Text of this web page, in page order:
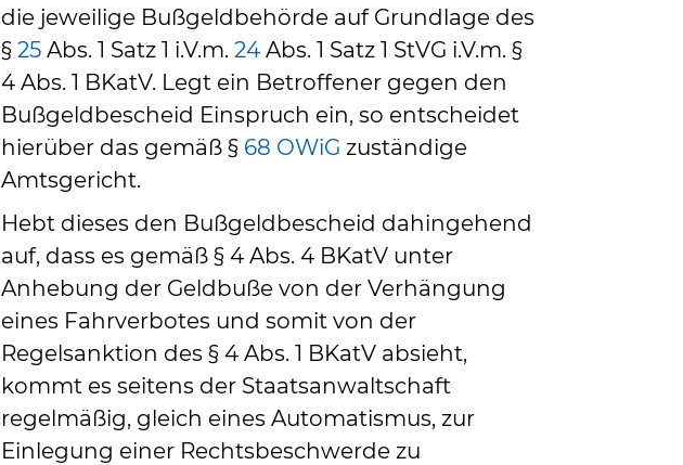
die jeweilige Bußgeldbehörde auf Grundlage des
§ 25 Abs. 1 Satz 1 i.V.m. 24 Abs. 1 Satz 1 StVG i.V.m. §
4 Abs. 1 BKatV. Legt ein Betroffener gegen den
Bußgeldbescheid Einspruch ein, so entscheidet
hierüber das gemäß § 68 OWiG zuständige
Amtsgericht.
Hebt dieses den Bußgeldbescheid dahingehend
auf, dass es gemäß § 4 Abs. 4 BKatV unter
Anhebung der Geldbuße von der Verhängung
eines Fahrverbotes und somit von der
Regelsanktion des § 4 Abs. 1 BKatV absieht,
kommt es seitens der Staatsanwaltschaft
regelmäßig, gleich eines Automatismus, zur
Einlegung einer Rechtsbeschwerde zu